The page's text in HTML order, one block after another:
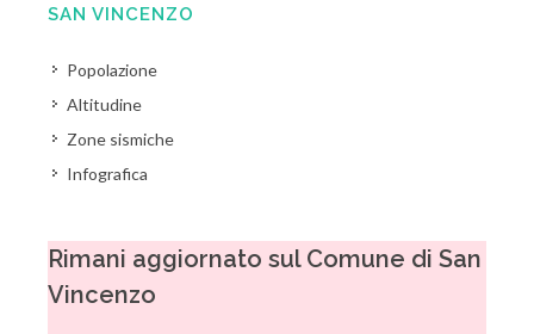
SAN VINCENZO
Popolazione
Altitudine
Zone sismiche
Infografica
Rimani aggiornato sul Comune di San
Vincenzo